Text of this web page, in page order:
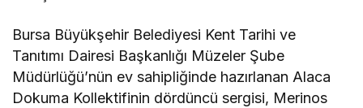
Bursa Büyükşehir Belediyesi Kent Tarihi ve
Tanıtımı Dairesi Başkanlığı Müzeler Şube
Müdürlüğü’nün ev sahipliğinde hazırlanan Alaca
Dokuma Kollektifinin dördüncü sergisi, Merinos